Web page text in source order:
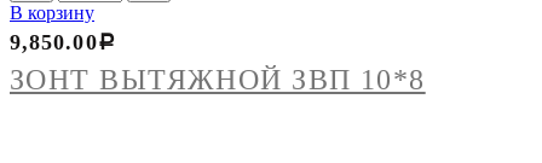
товара
ЗОНТ
ВЫТЯЖНОЙ
ЗВП
10*8
В корзину
ЗОНТ ВЫТЯЖНОЙ ЗВП 10*8
9,850.00Р